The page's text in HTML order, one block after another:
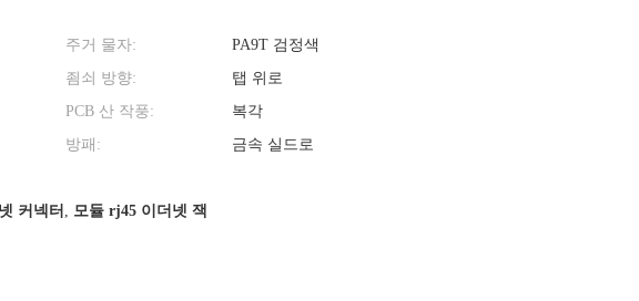
주거 물자:
PA9T 검정색
죔쇠 방향:
탭 위로
PCB 산 작풍:
복각
방패:
금속 실드로
커넥터 , 모듈 rj45 이더넷 잭